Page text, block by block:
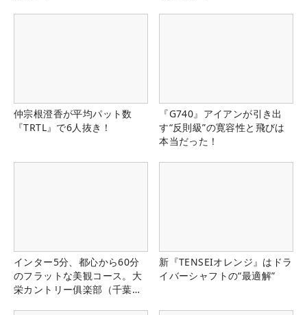
仲宗根澄香が平均パット数
『TRTL』で6人抜き！
『G740』アイアンが引き出
す“反則級”の寛容性と飛びは
本当だった！
インター5分、都心から60分
のフラットな美観コース。大
栄カントリー俱楽部（千葉
新『TENSEIオレンジ』はドラ
イバーシャフトの“最適解”